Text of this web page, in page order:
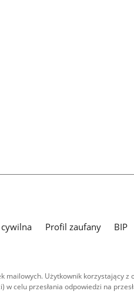
cywilna Profil zaufany BIP
Użytkownik korzystający
celu przesłania odpowiedzi na